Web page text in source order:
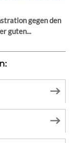
gegen den
guten...